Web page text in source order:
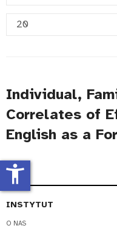
tytułu
Pokaż
Individual,
Correlates of
English as a
INSTYTUT
O NAS
accessibility_new